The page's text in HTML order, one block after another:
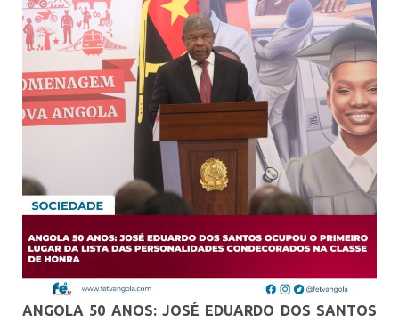
ANGOLA 50 ANOS: JOSÉ EDUARDO DOS SANTOS